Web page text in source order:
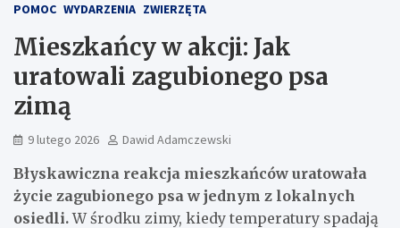
POMOC WYDARZENIA ZWIERZĘTA
Mieszkańcy w akcji: Jak
uratowali zagubionego psa
zimą
9 lutego 2026 Dawid Adamczewski
Błyskawiczna reakcja mieszkańców uratowała
życie zagubionego psa w jednym z lokalnych
osiedli.W środku zimy, kiedy temperatury spadają